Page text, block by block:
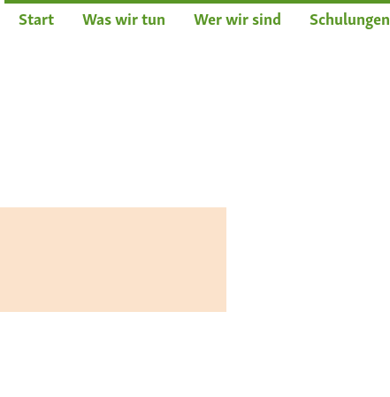
Start Was wir tun Wer wir sind Schulungen